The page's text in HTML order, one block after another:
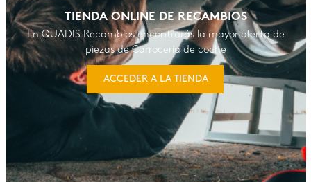
TIENDA ONLINE DE RECAMBIOS
En QUADIS Recambios encontrarás la mayor oferta de
piezas de Carrocería de coche
ACCEDER A LA TIENDA